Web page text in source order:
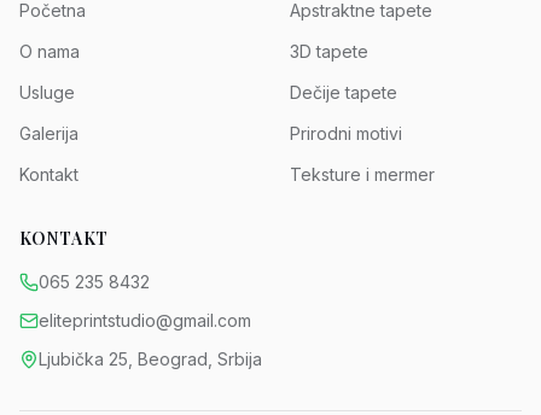
Početna
O nama
Usluge
Galerija
Kontakt
Apstraktne tapete
3D tapete
Dečije tapete
Prirodni motivi
Teksture i mermer
KONTAKT
065 235 8432
eliteprintstudio@gmail.com
Ljubička 25, Beograd, Srbija